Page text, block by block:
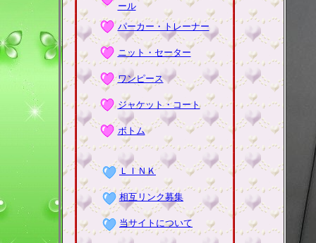
ール
パーカー・トレーナー
ニット・セーター
ワンピース
ジャケット・コート
ボトム
ＬＩＮＫ
相互リンク募集
当サイトについて